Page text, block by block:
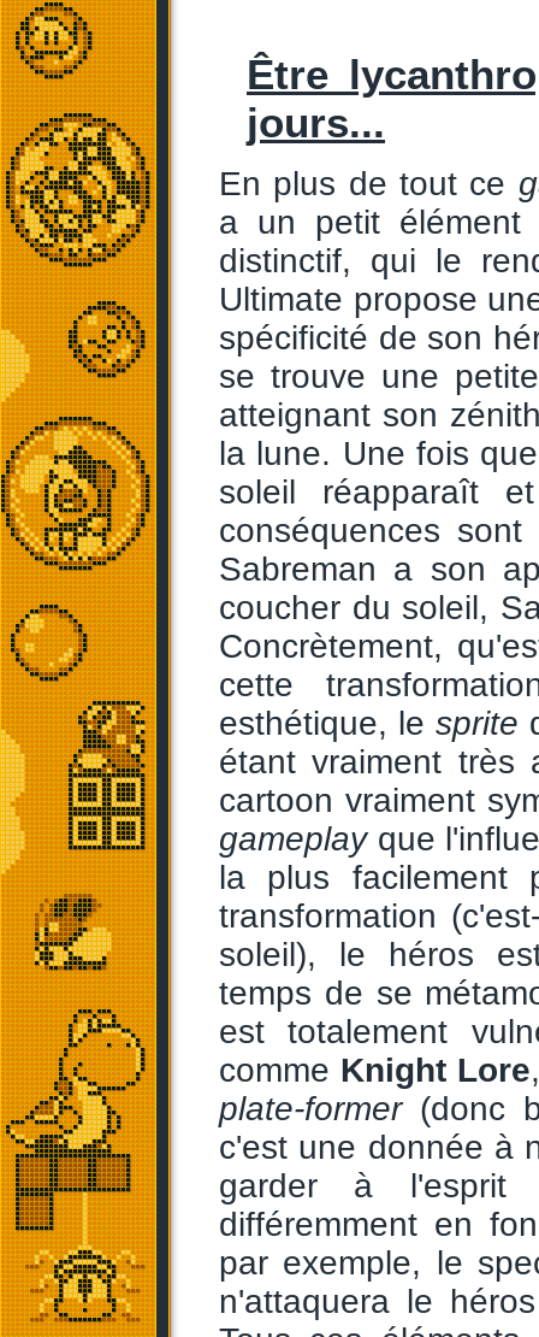
Être
jours...
En plus de tout ce
a un petit élément
distinctif, qui le
Ultimate propose
spécificité de son
se trouve une
atteignant son
la lune. Une fois
soleil réapparaît
conséquences
Sabreman a son
coucher du soleil,
Concrètement,
cette
esthétique, le sprite
étant vraiment très
cartoon vraiment
gameplayque
la plus facilement
transformation
soleil), le héros
temps de se
est totalement
comme Knight Lore
plate-former(donc
c'est une donnée à
garder à l'esprit
différemment en
par exemple, le
n'attaquera le